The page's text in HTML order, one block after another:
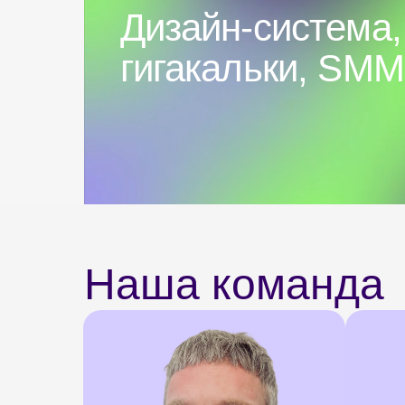
Дизайн-система,
гигакальки,
Наша команда